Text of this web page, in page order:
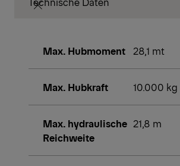
Max. Hubmoment 28,1 mt
Max. Hubkraft 10.000 kg
Max. hydraulische
Reichweite
21,8 m